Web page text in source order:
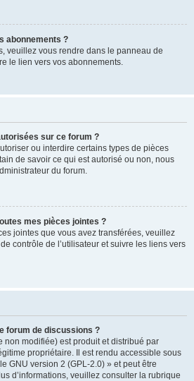
abonnements ?
veuillez vous rendre dans le panneau de
le lien vers vos abonnements.
sur ce forum ?
ou interdire certains types de pièces
de savoir ce qui est autorisé ou non, nous
du forum.
mes pièces jointes ?
jointes que vous avez transférées, veuillez
contrôle de l’utilisateur et suivre les liens vers
forum de discussions ?
non modifiée) est produit et distribué par
propriétaire. Il est rendu accessible sous
GNU version 2 (GPL-2.0) » et peut être
d’informations, veuillez consulter la rubrique